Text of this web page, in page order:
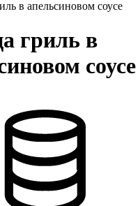
гриль в
соусе